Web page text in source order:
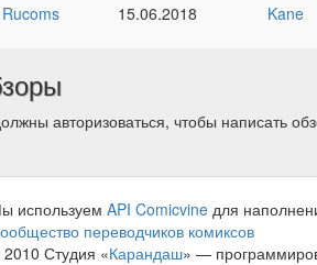
Rucoms
15.06.2018 Kane
авторизоваться, чтобы написать
используем API Comicvine для
переводчиков комиксов
Студия «Карандаш» —